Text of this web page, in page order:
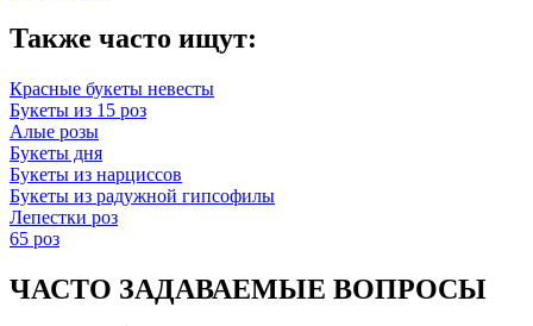
Также часто ищут:
Красные букеты невесты
Букеты из 15 роз
Алые розы
Букеты дня
Букеты из нарциссов
Букеты из радужной гипсофилы
Лепестки роз
65 роз
ЧАСТО ЗАДАВАЕМЫЕ ВОПРОСЫ